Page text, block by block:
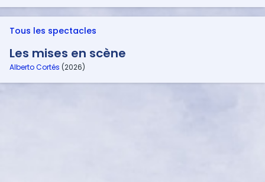
Tous les spectacles
Les mises en scène
Alberto Cortés (2026)